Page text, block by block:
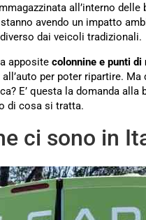
all’interno
avendo un impatto
dai veicoli tradizionali.
apposite colonnine e punti
per poter ripartire.
E’ questa la domanda alla
di cosa si tratta.
ci sono in